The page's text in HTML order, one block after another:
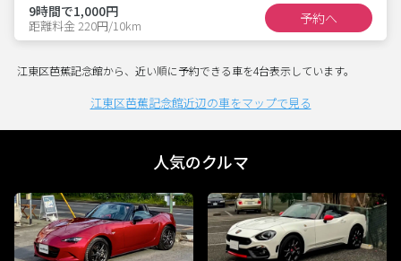
9時間で1,000円
距離料金 220円/10km 予約へ
江東区芭蕉記念館から、近い順に予約できる車を4台表示しています。
江東区芭蕉記念館近辺の車をマップで見る
人気のクルマ